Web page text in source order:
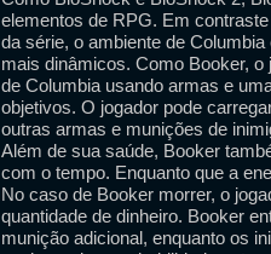
elementos de RPG. Em
da série, o ambiente de
mais dinâmicos. Como Booker,
de Columbia usando armas e
objetivos. O jogador pode
outras armas e munições de
Além de sua saúde, Booker
com o tempo. Enquanto que a
No caso de Booker morrer, o
quantidade de dinheiro. Booker
munição adicional, enquanto os